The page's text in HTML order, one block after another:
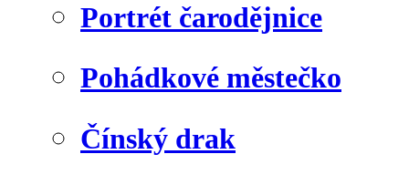
Portrét čarodějnice
Pohádkové městečko
Čínský drak